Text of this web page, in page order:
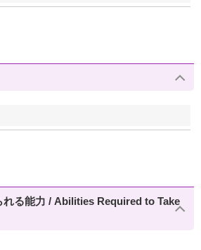
れる能力 / Abilities Required to Take